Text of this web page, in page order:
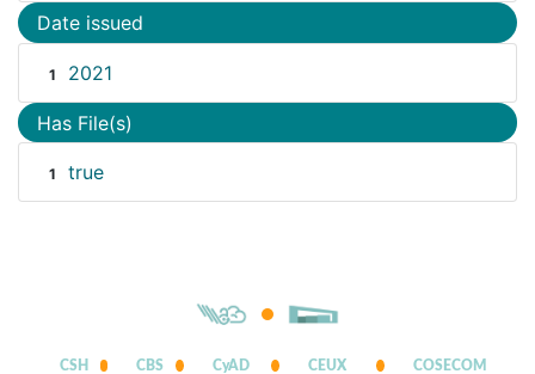
Date issued
1 2021
Has File(s)
1 true
CSH CBS CyAD CEUX COSECOM